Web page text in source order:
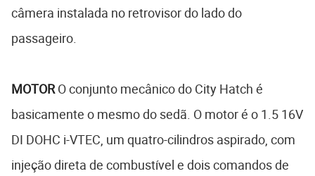
câmera instalada no retrovisor do lado do
passageiro.
MOTORO conjunto mecânico do City Hatch é
basicamente o mesmo do sedã. O motor é o 1.5 16V
DI DOHC i-VTEC, um quatro-cilindros aspirado, com
injeção direta de combustível e dois comandos de